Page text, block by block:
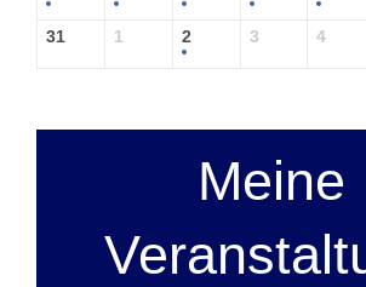
31 1 2 3 4
Meine